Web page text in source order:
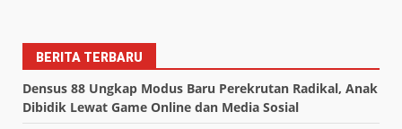
BERITA TERBARU
Densus 88 Ungkap Modus Baru Perekrutan Radikal, Anak
Dibidik Lewat Game Online dan Media Sosial